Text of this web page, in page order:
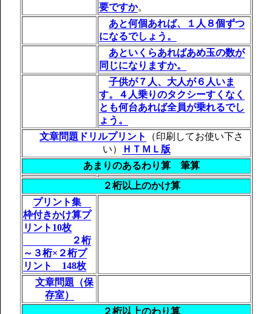
要ですか。
あと何個あれば、１人８個ずつ
になるでしょう。
あといくらあればあめ玉の数が
同じになりますか。
子供が７人、大人が６人いま
す。４人乗りのタクシーすくなく
とも何台あれば全員が乗れるでし
ょう。
文章問題ドリルプリント
（印刷してお使い下さ
い）
ＨＴＭＬ版
あまりのあるわり算 筆算
２桁以上のかけ算
プリント集
枠付きかけ算プ
リント10枚
２桁
～３桁×２桁プ
リント 148枚
文章問題（保
存室）
２桁以上のわり算